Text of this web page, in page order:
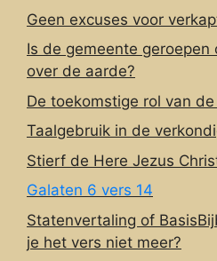
Geen excuses voor
Is de gemeente geroepen
over de aarde?
De toekomstige rol van
Taalgebruik in de
Stierf de Here Jezus
Galaten 6 vers 14
Statenvertaling of
je het vers niet meer?